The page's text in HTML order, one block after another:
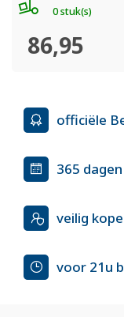
0 stuk(s)
86,95
officiële
365
veilig
voor 21u